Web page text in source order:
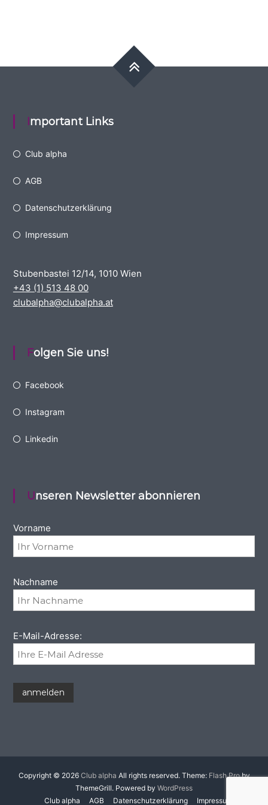
Important Links
Club alpha
AGB
Datenschutzerklärung
Impressum
Stubenbastei 12/14, 1010 Wien
+43 (1) 513 48 00
clubalpha@clubalpha.at
Folgen Sie uns!
Facebook
Instagram
Linkedin
Unseren Newsletter abonnieren
Vorname
Nachname
E-Mail-Adresse:
Copyright © 2026 Club alpha All rights reserved. Theme: Flash Proby
ThemeGrill. Powered by WordPress
Club alpha
AGB Datenschutzerklärung Impressum